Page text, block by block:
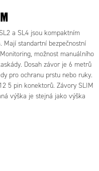
a SL4 jsou kompaktním
Mají standartní bezpečnostní
možnost manuálního
Dosah závor je 6 metrů
pro ochranu prstu nebo ruky.
5 pin konektorů. Závory SLIM
výška je stejná jako výška
konektorů, které se
do kaskády.